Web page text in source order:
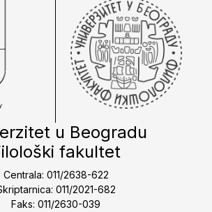
u Beogradu
fakultet
Centrala: 011/2638-622
011/2021-682
Faks: 011/2630-039